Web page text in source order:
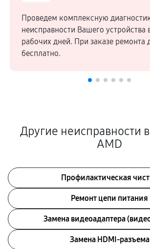
Проведем комплексную
неисправности Вашего устройства
рабочих дней. При заказе ремонта
бесплатно.
Другие неисправности
AMD
Профилактическая
Ремонт цепи питания
Замена видеоадаптера
Замена HDMI-разъема